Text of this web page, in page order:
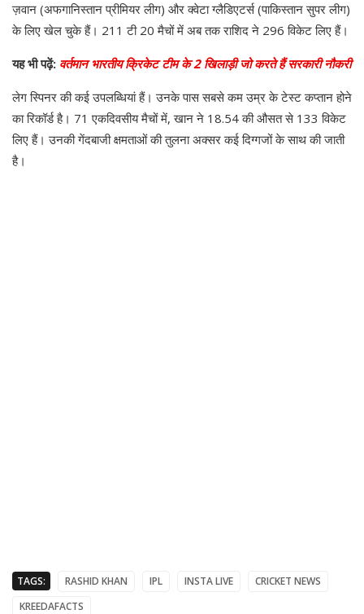
ज़वान (अफगानिस्तान प्रीमियर लीग) और क्वेटा ग्लैडिएटर्स (पाकिस्तान सुपर लीग)
के लिए खेल चुके हैं। 211 टी 20 मैचों में अब तक राशिद ने 296 विकेट लिए हैं।
यह भी पढ़ें: वर्तमान भारतीय क्रिकेट टीम के 2 खिलाड़ी जो करते हैं सरकारी नौकरी
लेग स्पिनर की कई उपलब्धियां हैं। उनके पास सबसे कम उम्र के टेस्ट कप्तान होने
का रिकॉर्ड है। 71 एकदिवसीय मैचों में, खान ने 18.54 की औसत से 133 विकेट
लिए हैं। उनकी गेंदबाजी क्षमताओं की तुलना अक्सर कई दिग्गजों के साथ की जाती
है।
TAGS: RASHID KHAN IPL INSTA LIVE
CRICKET NEWS
KREEDAFACTS